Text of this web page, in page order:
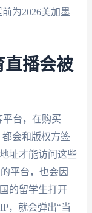
为2026美加墨
直播会被
平台，在购买
会和版权方签
址才能访问这些
平台，也会因
的留学生打开
，就会弹出“当